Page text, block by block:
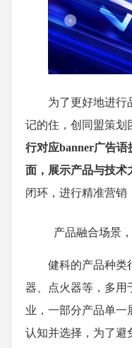
为了更好地进行
记的住，创同盟策划
行对应banner广告语
面，展示产品与技术
闭环，进行精准营销
产品融合场景
健科的产品种类
器、点火器等，多用
业，一部分产品单一
认知并选择，为了避